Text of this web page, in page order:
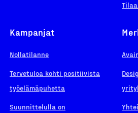
Kampanjat
Nollatilanne
Tervetuloa kohti positiivista
työelämäpuhetta
Suunnittelulla on